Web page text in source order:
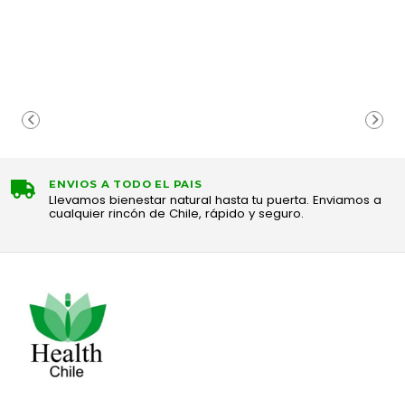
ENVIOS A TODO EL PAIS
Llevamos bienestar natural hasta tu puerta. Enviamos a
cualquier rincón de Chile, rápido y seguro.